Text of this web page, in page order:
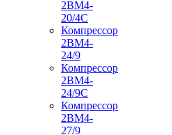
2ВМ4-
20/4С
Компрессор
2ВМ4-
24/9
Компрессор
2ВМ4-
24/9С
Компрессор
2ВМ4-
27/9